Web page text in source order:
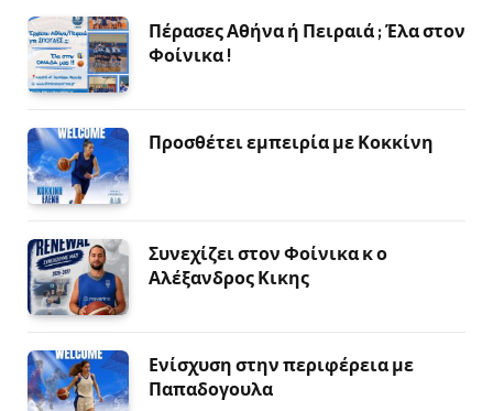
Πέρασες Αθήνα ή Πειραιά ; Έλα στον
Φοίνικα !
Προσθέτει εμπειρία με Κοκκίνη
Συνεχίζει στον Φοίνικα κ ο
Αλέξανδρος Κικης
Ενίσχυση στην περιφέρεια με
Παπαδογουλα